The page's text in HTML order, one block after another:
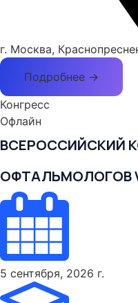
г. Москва,
Подробнее →
Конгресс
Офлайн
ВСЕРОССИЙСКИЙ
ОФТАЛЬМОЛОГОВ
5 сентября, 2026 г.